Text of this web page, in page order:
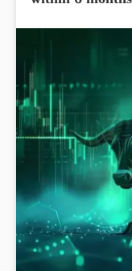
Authum
within 6 months